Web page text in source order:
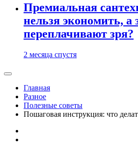
Премиальная
нельзя экономить, а
переплачивают зря?
2 месяца спустя
Главная
Разное
Полезные советы
Пошаговая инструкция: что